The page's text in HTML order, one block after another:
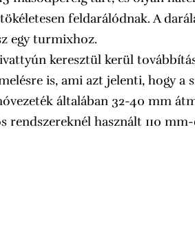
feldarálódnak. A
egy turmixhoz.
keresztül kerül
is, ami azt jelenti, hogy a
általában 32-40 mm
használt 110 mm-